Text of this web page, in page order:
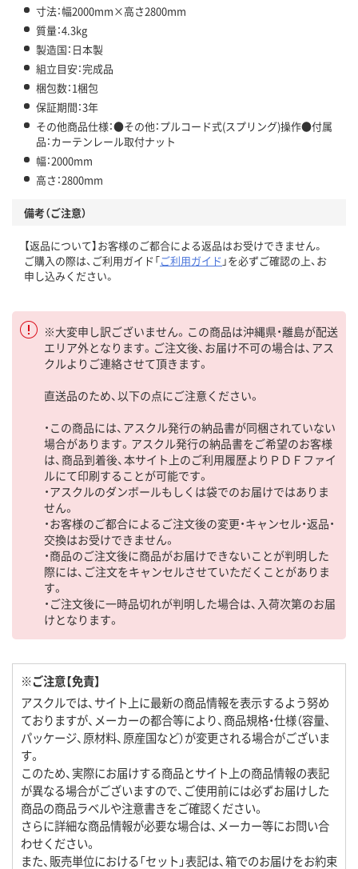
寸法：幅2000mm×高さ2800mm
質量：4.3kg
製造国：日本製
組立目安：完成品
梱包数：1梱包
保証期間：3年
その他商品仕様：●その他：プルコード式(スプリング)操作●付属
品：カーテンレール取付ナット
幅：2000mm
高さ：2800mm
備考（ご注意）
【返品について】お客様のご都合による返品はお受けできません。
ご購入の際は、ご利用ガイド「ご利用ガイド 」を必ずご確認の上、お
申し込みください。
※大変申し訳ございません。この商品は沖縄県・離島が配送
エリア外となります。ご注文後、お届け不可の場合は、アス
クルよりご連絡させて頂きます。
直送品のため、以下の点にご注意ください。
・この商品には、アスクル発行の納品書が同梱されていない
場合があります。アスクル発行の納品書をご希望のお客様
は、商品到着後、本サイト上のご利用履歴よりＰＤＦファイ
ルにて印刷することが可能です。
・アスクルのダンボールもしくは袋でのお届けではありま
せん。
・お客様のご都合によるご注文後の変更・キャンセル・返品・
交換はお受けできません。
・商品のご注文後に商品がお届けできないことが判明した
際には、ご注文をキャンセルさせていただくことがありま
す。
・ご注文後に一時品切れが判明した場合は、入荷次第のお届
けとなります。
※ご注意【免責】
アスクルでは、サイト上に最新の商品情報を表示するよう努め
ておりますが、メーカーの都合等により、商品規格・仕様（容量、
パッケージ、原材料、原産国など）が変更される場合がございま
す。
このため、実際にお届けする商品とサイト上の商品情報の表記
が異なる場合がございますので、ご使用前には必ずお届けした
商品の商品ラベルや注意書きをご確認ください。
さらに詳細な商品情報が必要な場合は、メーカー等にお問い合
わせください。
また、販売単位における「セット」表記は、箱でのお届けをお約束